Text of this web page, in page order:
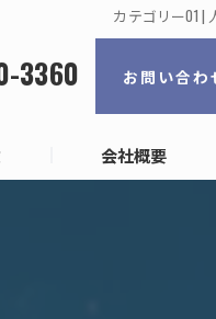
カテゴリー01 |
3360 お問い合わ
会社概要